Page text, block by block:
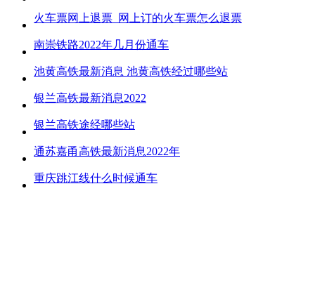
火车票网上退票_网上订的火车票怎么退票
南崇铁路2022年几月份通车
池黄高铁最新消息 池黄高铁经过哪些站
银兰高铁最新消息2022
银兰高铁途经哪些站
通苏嘉甬高铁最新消息2022年
重庆跳江线什么时候通车